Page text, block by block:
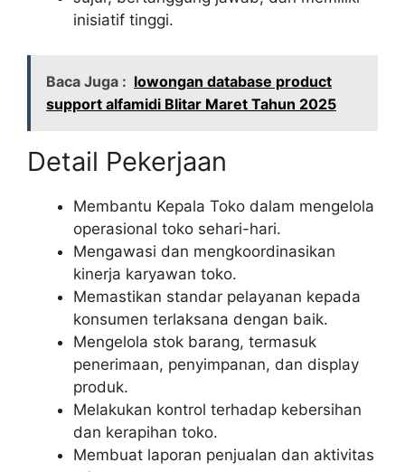
inisiatif tinggi.
Baca Juga : lowongan database product
support alfamidi Blitar Maret Tahun 2025
Detail Pekerjaan
Membantu Kepala Toko dalam mengelola
operasional toko sehari-hari.
Mengawasi dan mengkoordinasikan
kinerja karyawan toko.
Memastikan standar pelayanan kepada
konsumen terlaksana dengan baik.
Mengelola stok barang, termasuk
penerimaan, penyimpanan, dan display
produk.
Melakukan kontrol terhadap kebersihan
dan kerapihan toko.
Membuat laporan penjualan dan aktivitas